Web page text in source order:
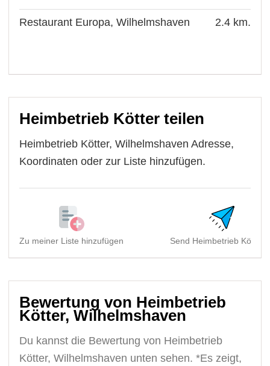
Restaurant Europa, Wilhelmshaven 2.4 km.
Heimbetrieb Kötter teilen
Heimbetrieb Kötter, Wilhelmshaven Adresse,
Koordinaten oder zur Liste hinzufügen.
Zu meiner Liste hinzufügen Send Heimbetrieb Kötter,
Bewertung von Heimbetrieb
Kötter, Wilhelmshaven
Du kannst die Bewertung von Heimbetrieb
Kötter, Wilhelmshaven unten sehen. *Es zeigt,